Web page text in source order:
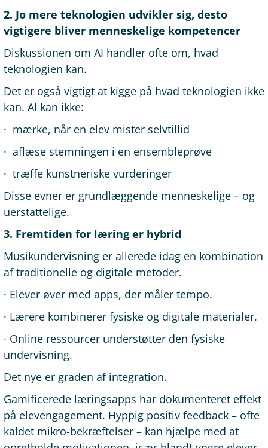
2. Jo mere teknologien udvikler sig, desto
vigtigere bliver menneskelige kompetencer
Diskussionen om AI handler ofte om, hvad
teknologien kan.
Det er også vigtigt at kigge på hvad teknologien ikke
kan. AI kan ikke:
· mærke, når en elev mister selvtillid
· aflæse stemningen i en ensembleprøve
· træffe kunstneriske vurderinger
Disse evner er grundlæggende menneskelige – og
uerstattelige.
3. Fremtiden for læring er hybrid
Musikundervisning er allerede idag en kombination
af traditionelle og digitale metoder.
· Elever øver med apps, der måler tempo.
· Lærere kombinerer fysiske og digitale materialer.
· Online ressourcer understøtter den fysiske
undervisning.
Det nye er graden af integration.
Gamificerede læringsapps har dokumenteret effekt
på elevengagement. Hyppig positiv feedback – ofte
kaldet mikro-bekræftelser – kan hjælpe med at